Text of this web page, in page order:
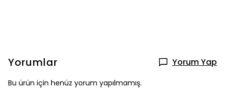
Yorumlar Yorum Yap
Bu ürün için henüz yorum yapılmamış.